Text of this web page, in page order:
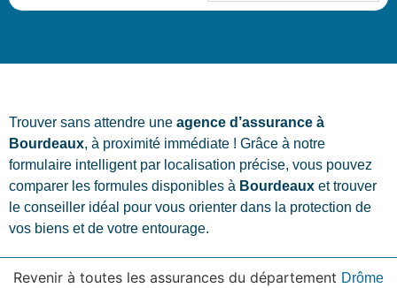
Trouver sans attendre une agence d’assurance à
Bourdeaux, à proximité immédiate ! Grâce à notre
formulaire intelligent par localisation précise, vous pouvez
comparer les formules disponibles à Bourdeaux et trouver
le conseiller idéal pour vous orienter dans la protection de
vos biens et de votre entourage.
Revenir à toutes les assurances du département Drôme